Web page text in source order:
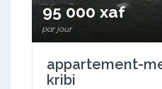
95 000 xaf
par jour
appartement-
kribi